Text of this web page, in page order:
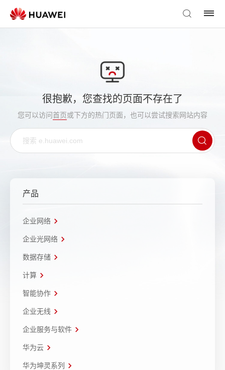
很抱歉，您查找的页面不存在了
您可以访问首页或下方的热门页面，也可以尝试搜索网站内容
产品
企业网络
企业光网络
数据存储
计算
智能协作
企业无线
企业服务与软件
华为云
华为坤灵系列